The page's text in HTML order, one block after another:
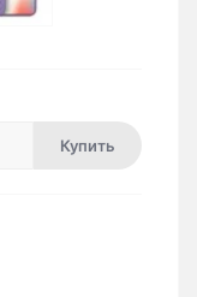
Купить